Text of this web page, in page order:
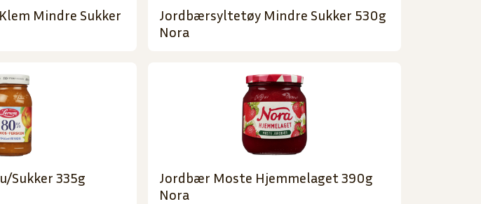
Mindre Sukker
Jordbærsyltetøy Mindre Sukker 530g
Nora
Sukker 335g
Jordbær Moste Hjemmelaget 390g
Nora